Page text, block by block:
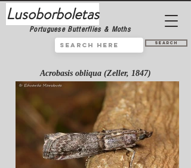
Lusoborboletas
Portuguese Butterflies & Moths
Search
Acrobasis obliqua (Zeller, 1847)